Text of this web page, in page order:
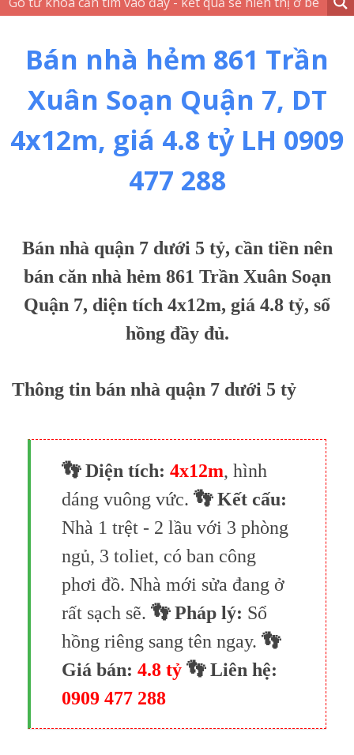
Bán nhà hẻm 861 Trần
Xuân Soạn Quận 7, DT
4x12m, giá 4.8 tỷ LH 0909
477 288
Bán nhà quận 7 dưới 5 tỷ, cần tiền nên
bán căn nhà hẻm 861 Trần Xuân Soạn
Quận 7, diện tích 4x12m, giá 4.8 tỷ, sổ
hồng đầy đủ.
Thông tin bán nhà quận 7 dưới 5 tỷ
👣 Diện tích: 4x12m, hình
dáng vuông vức. 👣 Kết cấu:
Nhà 1 trệt - 2 lầu với 3 phòng
ngủ, 3 toliet, có ban công
phơi đồ. Nhà mới sửa đang ở
rất sạch sẽ. 👣 Pháp lý: Sổ
hồng riêng sang tên ngay. 👣
Giá bán: 4.8 tỷ 👣 Liên hệ:
0909 477 288